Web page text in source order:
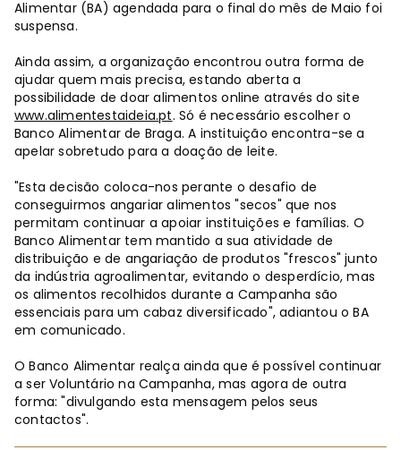
Alimentar (BA) agendada para o final do mês de Maio foi
suspensa.
Ainda assim, a organização encontrou outra forma de
ajudar quem mais precisa, estando aberta a
possibilidade de doar alimentos online através do site
www.alimentestaideia.pt. Só é necessário escolher o
Banco Alimentar de Braga. A instituição encontra-se a
apelar sobretudo para a doação de leite.
"Esta decisão coloca-nos perante o desafio de
conseguirmos angariar alimentos "secos" que nos
permitam continuar a apoiar instituições e famílias. O
Banco Alimentar tem mantido a sua atividade de
distribuição e de angariação de produtos "frescos" junto
da indústria agroalimentar, evitando o desperdício, mas
os alimentos recolhidos durante a Campanha são
essenciais para um cabaz diversificado", adiantou o BA
em comunicado.
O Banco Alimentar realça ainda que é possível continuar
a ser Voluntário na Campanha, mas agora de outra
forma: "divulgando esta mensagem pelos seus
contactos".